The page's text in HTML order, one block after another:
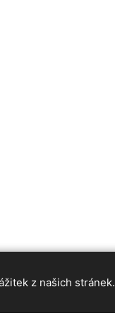
z našich stránek.